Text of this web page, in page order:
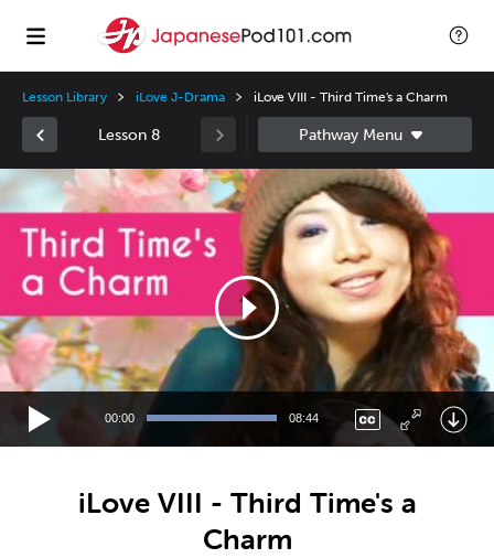
Lesson Library iLove J-Drama iLove VIII - Third Time's a Charm
Lesson 8
Video
00:00 08:44
iLove VIII - Third Time's a
Charm